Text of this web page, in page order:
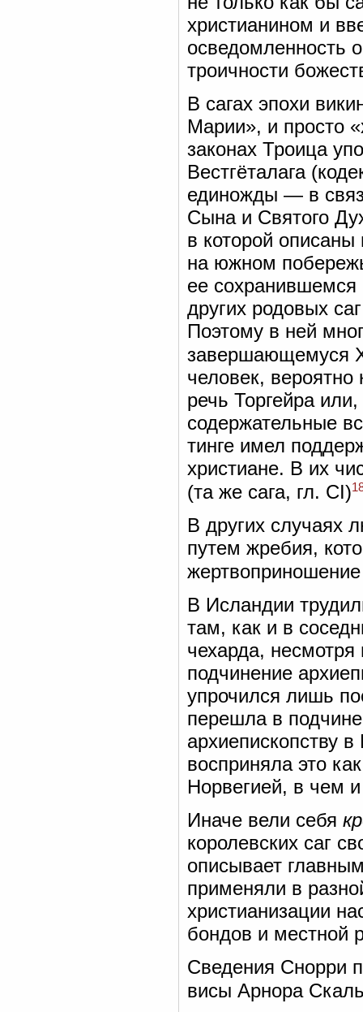
христианином и
осведомленность
троичности
В сагах эпохи
Марии», и просто
законах Троица
Вестгёталага
единожды — в
Сына и Святого
в которой
на южном
ее сохранившемся
других родовых
Поэтому в ней
завершающемуся
человек, вероятно
речь Торгейра
содержательные
тинге имел
христиане. В их
(та же сага, гл. CI)
В других случаях
путем жребия,
В Исландии
там, как и в
чехарда,
подчинение
упрочился лишь
перешла в
архиепископству
восприняла это
Норвегией, в чем
Иначе вели себя
королевских саг
описывает
применяли в
христианизации
бондов и местной
Сведения Снорри
висы Арнора